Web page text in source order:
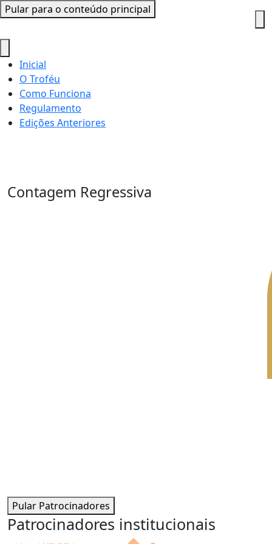
Pular para o conteúdo principal
Inicial
O Troféu
Como Funciona
Regulamento
Edições Anteriores
Contagem Regressiva
Pular Patrocinadores
Patrocinadores institucionais